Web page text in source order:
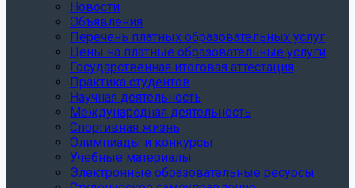
Новости
Объявления
Перечень платных образовательных услуг
Цены на платные образовательные услуги
Государственная итоговая аттестация
Практика студентов
Научная деятельность
Международная деятельность
Спортивная жизнь
Олимпиады и конкурсы
Учебные материалы
Электронные образовательные ресурсы